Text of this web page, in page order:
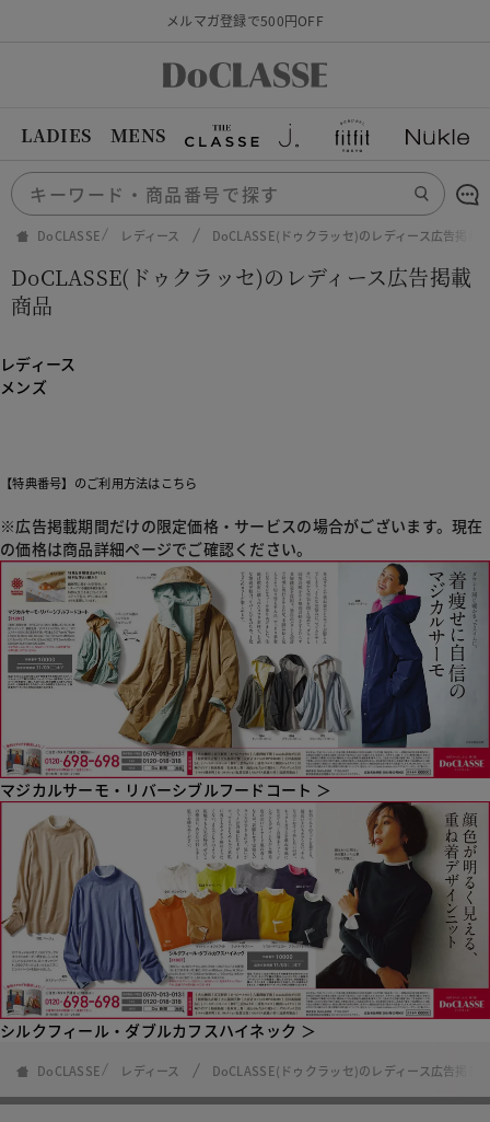
メルマガ登録で500円OFF
LADIES MENS
DoCLASSE レディース DoCLASSE(ドゥクラッセ)のレディース広告掲載
DoCLASSE(ドゥクラッセ)のレディース広告掲載
商品
レディース
メンズ
【特典番号】のご利用方法はこちら
※広告掲載期間だけの限定価格・サービスの場合がございます。現在
の価格は商品詳細ページでご確認ください。
マジカルサーモ・リバーシブルフードコート ＞
シルクフィール・ダブルカフスハイネック ＞
DoCLASSE レディース DoCLASSE(ドゥクラッセ)のレディース広告掲載